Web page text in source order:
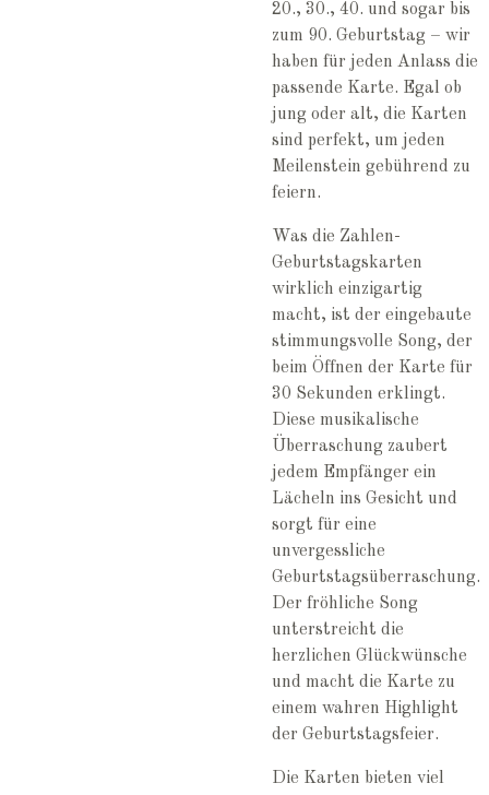
20., 30., 40. und sogar bis
zum 90. Geburtstag – wir
haben für jeden Anlass die
passende Karte. Egal ob
jung oder alt, die Karten
sind perfekt, um jeden
Meilenstein gebührend zu
feiern.
Was die Zahlen-
Geburtstagskarten
wirklich einzigartig
macht, ist der eingebaute
stimmungsvolle Song, der
beim Öffnen der Karte für
30 Sekunden erklingt.
Diese musikalische
Überraschung zaubert
jedem Empfänger ein
Lächeln ins Gesicht und
sorgt für eine
unvergessliche
Geburtstagsüberraschung.
Der fröhliche Song
unterstreicht die
herzlichen Glückwünsche
und macht die Karte zu
einem wahren Highlight
der Geburtstagsfeier.
Die Karten bieten viel